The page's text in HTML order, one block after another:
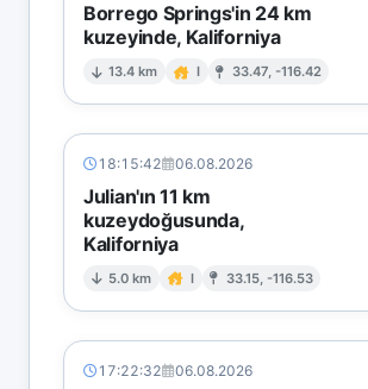
Borrego Springs'in 24 km
kuzeyinde, Kaliforniya
13.4 km I 33.47, -116.42
18:15:42 06.08.2026
Julian'ın 11 km
kuzeydoğusunda,
Kaliforniya
5.0 km I 33.15, -116.53
17:22:32 06.08.2026